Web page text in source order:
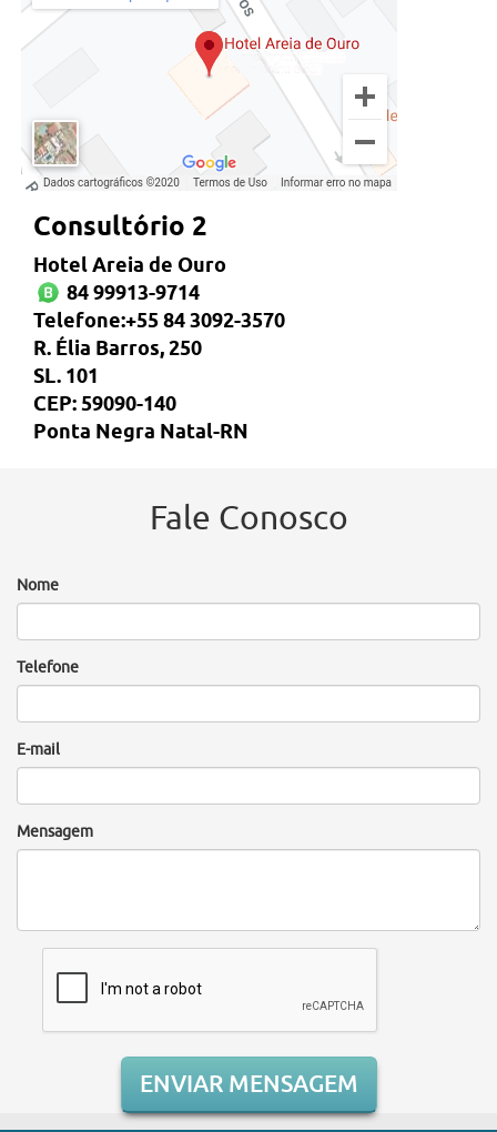
Consultório 2
Hotel Areia de Ouro
84 99913-9714
Telefone:+55 84 3092-3570
R. Élia Barros, 250
SL. 101
CEP: 59090-140
Ponta Negra Natal-RN
Fale Conosco
Nome
Telefone
E-mail
Mensagem
ENVIAR MENSAGEM